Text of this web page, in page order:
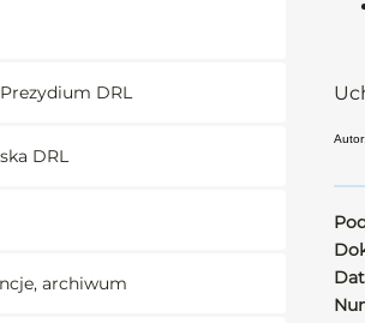
DRL
DRL
archiwum